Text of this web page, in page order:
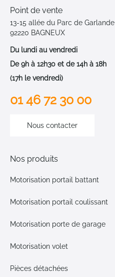
Point de vente
13-15 allée du Parc de Garlande
92220 BAGNEUX
Du lundi au vendredi
De 9h à 12h30 et de 14h à 18h
(17h le vendredi)
01 46 72 30 00
Nous contacter
Nos produits
Motorisation portail battant
Motorisation portail coulissant
Motorisation porte de garage
Motorisation volet
Pièces détachées